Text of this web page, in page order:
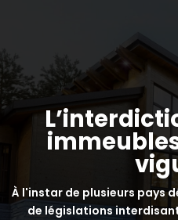
À l'instar de plusieurs pays
de législations